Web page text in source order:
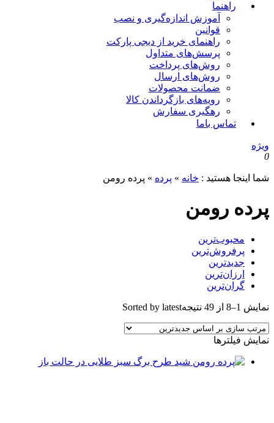
راهنما
آموزش اندازه‌گیری و نصب
قوانین
راهنمای خرید از دیجی پارکت
پرسش‌های متداول
روش‌های پرداخت
روش‌های ارسال
ضمانت محصولات
رویه‌های بازگرداندن کالا
رهگیری سفارش
تماس باما
اینجا هستید : خانه»پرده»پرده رومن
رومن
محبوب‌ترین
پرفروش‌ترین
جدیدترین
ارزان‌ترین
گران‌ترین
1–8 از 49 نتیجه Sorted by latest
فیلترها